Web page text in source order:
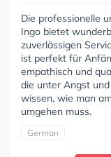
Die professionelle
Ingo bietet
zuverlässigen
ist perfekt für
empathisch und
die unter Angst
wissen, wie man
umgehen muss.
German